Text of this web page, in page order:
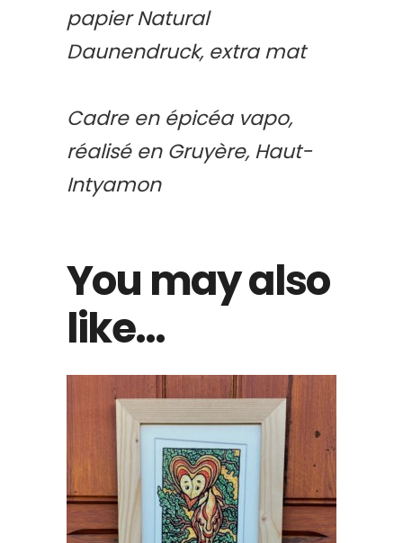
papier Natural
Daunendruck, extra mat
Cadre en épicéa vapo,
réalisé en Gruyère, Haut-
Intyamon
You may also
like…